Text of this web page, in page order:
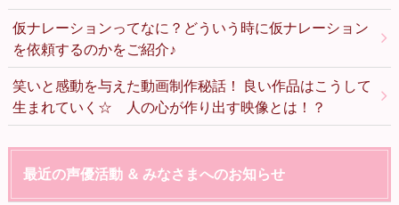
仮ナレーションってなに？どういう時に仮ナレーション
を依頼するのかをご紹介♪
笑いと感動を与えた動画制作秘話！ 良い作品はこうして
生まれていく☆ 人の心が作り出す映像とは！？
最近の声優活動 ＆ みなさまへのお知らせ